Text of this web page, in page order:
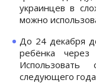
украинцев в
можно
До 24 декабря
ребёнка
следующего